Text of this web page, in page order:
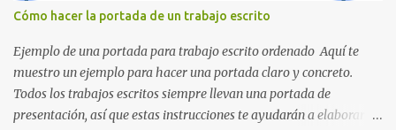
también representan elementos clave de la saga: · E de Estrella :
El ítem que nos da la invencibilidad necesaria para atravesar
cualquier obstáculo. · ...
Cómo hacer la portada de un trabajo escrito
Ejemplo de una portada para trabajo escrito ordenado Aquí te
muestro un ejemplo para hacer una portada claro y concreto.
Todos los trabajos escritos siempre llevan una portada de
presentación, así que estas instrucciones te ayudarán a elaborar